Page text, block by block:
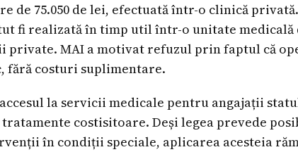
de 75.050 de lei, efectuată într-o clinică
fi realizată în timp util într-o unitate medicală
private. MAI a motivat refuzul prin faptul că
fără costuri suplimentare.
la servicii medicale pentru angajații
costisitoare. Deși legea prevede
în condiții speciale, aplicarea acesteia